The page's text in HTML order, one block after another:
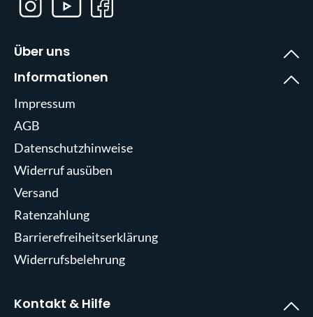
Über uns
Informationen
Impressum
AGB
Datenschutzhinweise
Widerruf ausüben
Versand
Ratenzahlung
Barrierefreiheitserklärung
Widerrufsbelehrung
Kontakt & Hilfe